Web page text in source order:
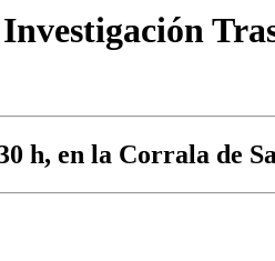
h, en la Corrala de